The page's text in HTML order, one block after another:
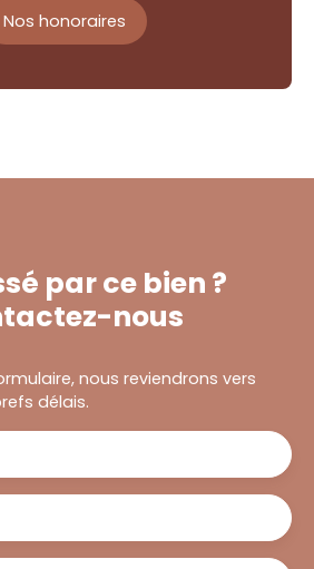
Nos honoraires
par ce bien ?
nous
nous reviendrons vers
délais.